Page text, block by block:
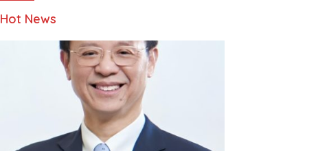
Hot News